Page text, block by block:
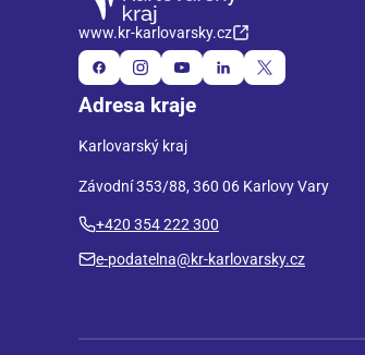
www.kr-karlovarsky.cz
Adresa kraje
Karlovarský kraj
Závodní 353/88, 360 06 Karlovy Vary
+420 354 222 300
e-podatelna@kr-karlovarsky.cz